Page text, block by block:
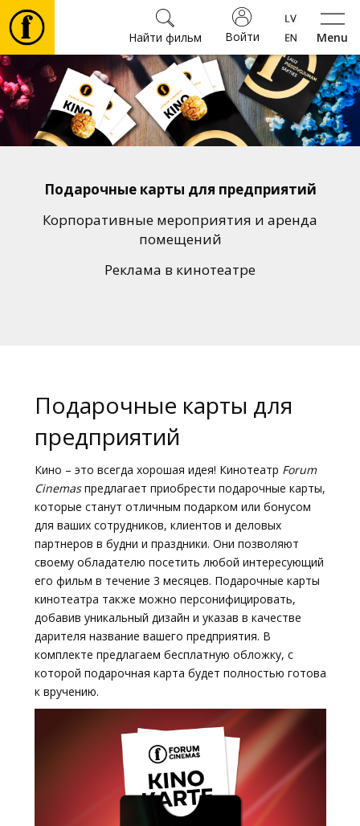
Menu
Войти
Найти фильм
Фильмы
Билеты
Мероприятия
B2B
Клуб
Подарочные карты для предприятий
Корпоративные мероприятия и аренда
помещений
Реклама в кинотеатре
Подарочные карты для
предприятий
Кино – это всегда хорошая идея! Кинотеатр Forum
Cinemasпредлагает приобрести подарочные карты,
которые станут отличным подарком или бонусом
для ваших сотрудников, клиентов и деловых
партнеров в будни и праздники. Они позволяют
своему обладателю посетить любой интересующий
его фильм в течение 3 месяцев. Подарочные карты
кинотеатра также можно персонифицировать,
добавив уникальный дизайн и указав в качестве
дарителя название вашего предприятия. В
комплекте предлагаем бесплатную обложку, с
которой подарочная карта будет полностью готова
к вручению.